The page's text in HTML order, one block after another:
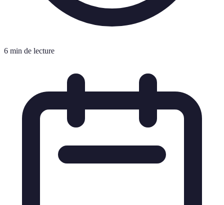
6 min de lecture